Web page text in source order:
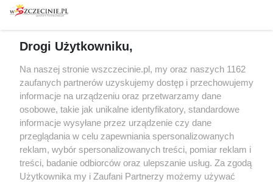
Spacery i oprowadzania
targi
Wernisaże
Więcej
Specjalny koncert z okazji
20. urodzin portalu
wSzczecinie.pl
Regulamin konkursów
śniadaniówka "Hej
Szczecin! Jest piątek!"
Drogi Użytkowniku,
Na naszej stronie wszczecinie.pl, my oraz naszych 1162
zaufanych partnerów uzyskujemy dostęp i przechowujemy
informacje na urządzeniu oraz przetwarzamy dane
osobowe, takie jak unikalne identyfikatory, standardowe
informacje wysyłane przez urządzenie czy dane
przeglądania w celu zapewniania spersonalizowanych
reklam, wybór spersonalizowanych treści, pomiar reklam i
treści, badanie odbiorców oraz ulepszanie usług. Za zgodą
Użytkownika my i Zaufani Partnerzy możemy używać